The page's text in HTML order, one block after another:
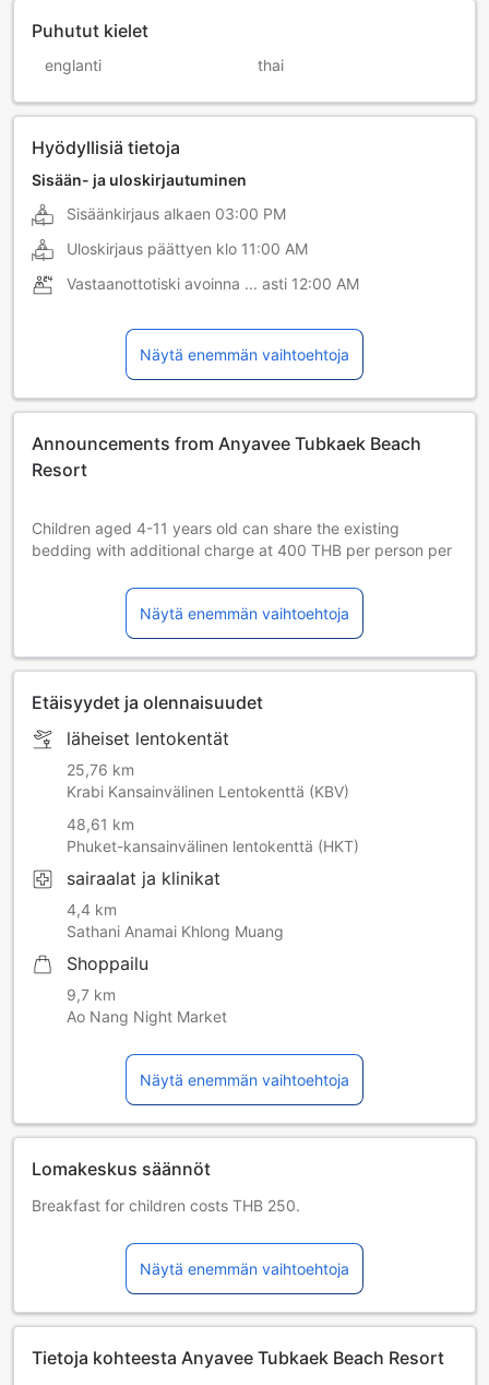
Puhutut kielet
englanti thai
Hyödyllisiä tietoja
Sisään- ja uloskirjautuminen
Sisäänkirjaus alkaen 03:00 PM
Uloskirjaus päättyen klo 11:00 AM
Vastaanottotiski avoinna ... asti 12:00 AM
Näytä enemmän vaihtoehtoja
Announcements from Anyavee Tubkaek Beach
Resort
Children aged 4-11 years old can share the existing
bedding with additional charge at 400 THB per person per
Näytä enemmän vaihtoehtoja
Etäisyydet ja olennaisuudet
läheiset lentokentät
25,76 km
Krabi Kansainvälinen Lentokenttä (KBV)
48,61 km
Phuket-kansainvälinen lentokenttä (HKT)
sairaalat ja klinikat
4,4 km
Sathani Anamai Khlong Muang
Shoppailu
9,7 km
Ao Nang Night Market
Näytä enemmän vaihtoehtoja
Lomakeskus säännöt
Breakfast for children costs THB 250.
bedding with additional charge at 400 THB per person per
night will be pay at the property.
Sylilapset 0–2 vuotta [sisältyy]
Lapsi voi majoittua ilman lisämaksua, jos lisävuodetta ei
tarvita. Huom. Lasten matkasänky on saatavilla
Näytä enemmän vaihtoehtoja
Tietoja kohteesta Anyavee Tubkaek Beach Resort